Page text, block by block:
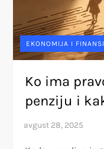
EKONOMIJA I
Ko ima
penziju i